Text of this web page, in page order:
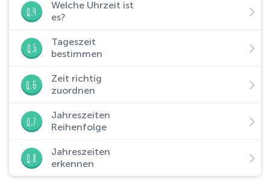
Q.4
Welche Uhrzeit ist
es?
Q.5
Tageszeit
bestimmen
Q.6
Zeit richtig
zuordnen
Q.7
Jahreszeiten
Reihenfolge
Q.8
Jahreszeiten
erkennen